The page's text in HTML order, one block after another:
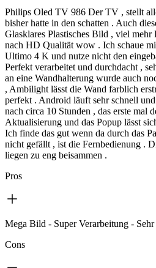
Philips Oled TV 986 Der TV , stellt
bisher hatte in den schatten . Auch
Glasklares Plastisches Bild , viel
nach HD Qualität wow . Ich schaue
Ultimo 4 K und nutze nicht den
Perfekt verarbeitet und durchdacht ,
an eine Wandhalterung wurde auch
, Ambilight lässt die Wand farblich
perfekt . Android läuft sehr schnell
nach circa 10 Stunden , das erste mal
Aktualisierung und das Popup lässt
Ich finde das gut wenn da durch das
nicht gefällt , ist die Fernbedienung .
liegen zu eng beisammen .
Pros
Mega Bild - Super Verarbeitung -
Cons